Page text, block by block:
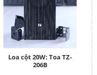
Loa cột 20W: Toa TZ-
206B